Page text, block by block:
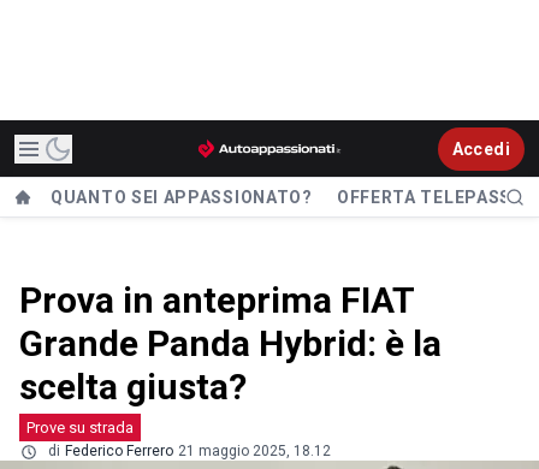
Accedi
QUANTO SEI APPASSIONATO? OFFERTA TELEPASS
Prova in anteprima FIAT
Grande Panda Hybrid: è la
scelta giusta?
Prove su strada
di Federico Ferrero 21 maggio 2025, 18.12